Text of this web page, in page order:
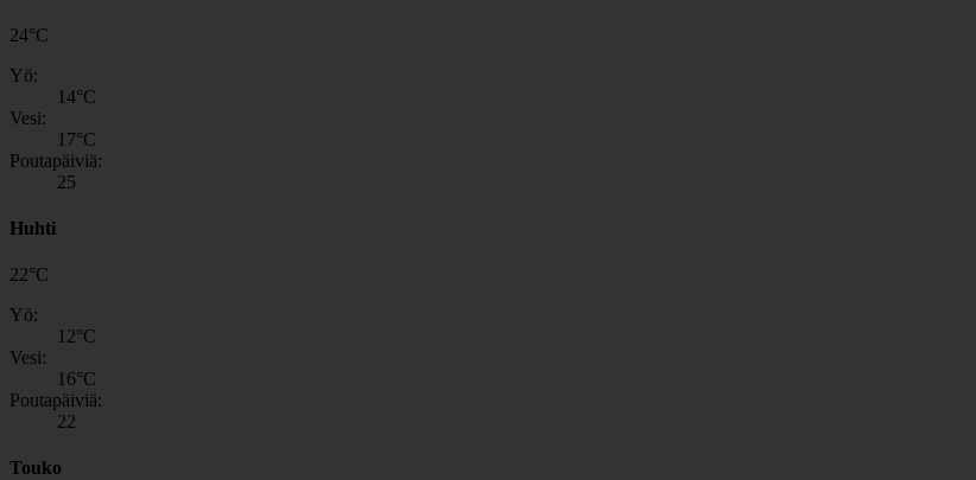
24°C
Yö:
14°C
Vesi:
17°C
Poutapäiviä:
25
Huhti
22°C
Yö:
12°C
Vesi:
16°C
Poutapäiviä:
22
Touko